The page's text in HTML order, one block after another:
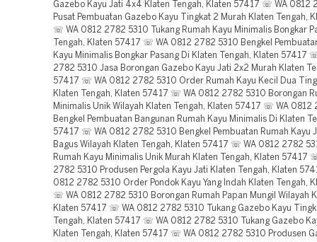
Gazebo Kayu Jati 4x4 Klaten Tengah, Klaten 57417 ☏ WA 0812
Pusat Pembuatan Gazebo Kayu Tingkat 2 Murah Klaten Tengah,
☏ WA 0812 2782 5310 Tukang Rumah Kayu Minimalis Bongkar
Tengah, Klaten 57417 ☏ WA 0812 2782 5310 Bengkel
Kayu Minimalis Bongkar Pasang Di Klaten Tengah, Klaten 57417
2782 5310 Jasa Borongan Gazebo Kayu Jati 2x2 Murah Klaten
57417 ☏ WA 0812 2782 5310 Order Rumah Kayu Kecil Dua
Klaten Tengah, Klaten 57417 ☏ WA 0812 2782 5310 Borongan
Minimalis Unik Wilayah Klaten Tengah, Klaten 57417 ☏ WA 0812
Bengkel Pembuatan Bangunan Rumah Kayu Minimalis Di Klaten
57417 ☏ WA 0812 2782 5310 Bengkel Pembuatan Rumah Kayu
Bagus Wilayah Klaten Tengah, Klaten 57417 ☏ WA 0812 2782
Rumah Kayu Minimalis Unik Murah Klaten Tengah, Klaten 57417
2782 5310 Produsen Pergola Kayu Jati Klaten Tengah, Klaten
0812 2782 5310 Order Pondok Kayu Yang Indah Klaten Tengah,
☏ WA 0812 2782 5310 Borongan Rumah Papan Mungil Wilayah
Klaten 57417 ☏ WA 0812 2782 5310 Tukang Gazebo Kayu
Tengah, Klaten 57417 ☏ WA 0812 2782 5310 Tukang Gazebo
Klaten Tengah, Klaten 57417 ☏ WA 0812 2782 5310 Produsen